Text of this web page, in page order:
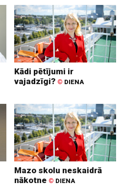
Kādi pētījumi ir
vajadzīgi? © DIENA
Mazo skolu neskaidrā
nākotne © DIENA